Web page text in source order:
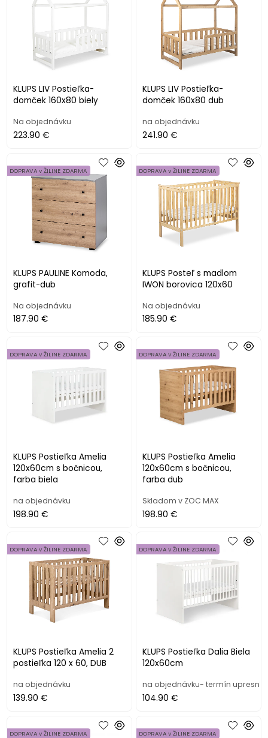
KLUPS LIV Postieľka-
domček 160x80 biely
Na objednávku
223.90 €
KLUPS LIV Postieľka-
domček 160x80 dub
na objednávku
241.90 €
KLUPS PAULINE Komoda,
grafit-dub
DOPRAVA v ŽILINE ZDARMA
Na objednávku
187.90 €
KLUPS Posteľ s madlom
IWON borovica 120x60
DOPRAVA v ŽILINE ZDARMA
Na objednávku
185.90 €
KLUPS Postieľka Amelia
120x60cm s bočnicou,
farba biela
DOPRAVA v ŽILINE ZDARMA
na objednávku
198.90 €
KLUPS Postieľka Amelia
120x60cm s bočnicou,
farba dub
DOPRAVA v ŽILINE ZDARMA
Skladom v ZOC MAX
198.90 €
KLUPS Postieľka Amelia 2
postieľka 120 x 60, DUB
DOPRAVA v ŽILINE ZDARMA
na objednávku
139.90 €
KLUPS Postieľka Dalia Biela
120x60cm
DOPRAVA v ŽILINE ZDARMA
na objednávku- termín
104.90 €
DOPRAVA v ŽILINE ZDARMA DOPRAVA v ŽILINE ZDARMA